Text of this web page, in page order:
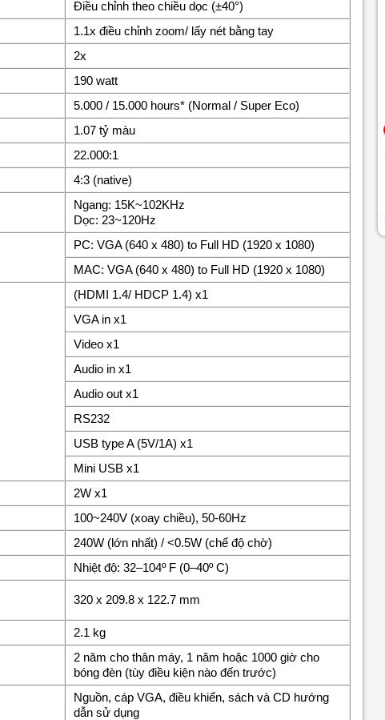
Điều chỉnh theo chiều dọc (±40°)
1.1x điều chỉnh zoom/ lấy nét bằng tay
2x
190 watt
5.000 / 15.000 hours* (Normal / Super Eco)
1.07 tỷ màu
22.000:1
4:3 (native)
Ngang: 15K~102KHz
Dọc: 23~120Hz
PC: VGA (640 x 480) to Full HD (1920 x 1080)
MAC: VGA (640 x 480) to Full HD (1920 x 1080)
(HDMI 1.4/ HDCP 1.4) x1
VGA in x1
Video x1
Audio in x1
Audio out x1
RS232
USB type A (5V/1A) x1
Mini USB x1
2W x1
100~240V (xoay chiều), 50-60Hz
240W (lớn nhất) / <0.5W (chế độ chờ)
Nhiệt độ: 32–104º F (0–40º C)
320 x 209.8 x 122.7 mm
2.1 kg
2 năm cho thân máy, 1 năm hoặc 1000 giờ cho
bóng đèn (tùy điều kiện nào đến trước)
Nguồn, cáp VGA, điều khiển, sách và CD hướng
dẫn sử dụng